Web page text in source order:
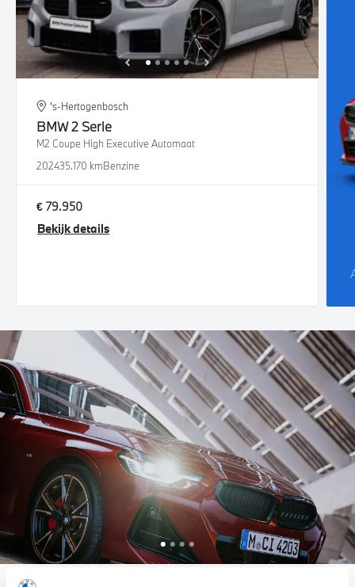
's-Hertogenbosch
BMW2 Serie
M2 Coupe High Executive Automaat
202435.170 kmBenzine
€ 79.950
Bekijk details